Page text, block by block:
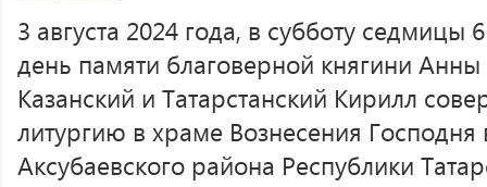
3 августа 2024 года, в субботу седмицы
день памяти благоверной княгини
Казанский и Татарстанский Кирилл
литургию в храме Вознесения Господня
Аксубаевского района Республики